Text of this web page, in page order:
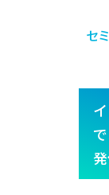
セ